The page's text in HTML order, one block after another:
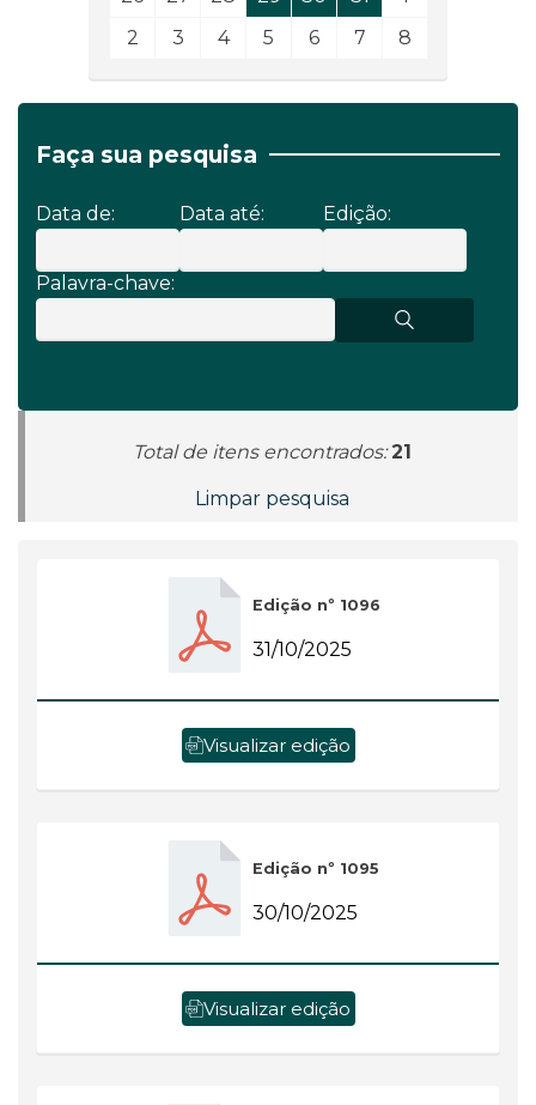
2
3 4 5 6 7 8
Faça sua pesquisa
Data de: Data até: Edição:
Palavra-chave:
Total de itens encontrados: 21
Limpar pesquisa
Edição nº 1096
31/10/2025
Visualizar edição
Edição nº 1095
30/10/2025
Visualizar edição